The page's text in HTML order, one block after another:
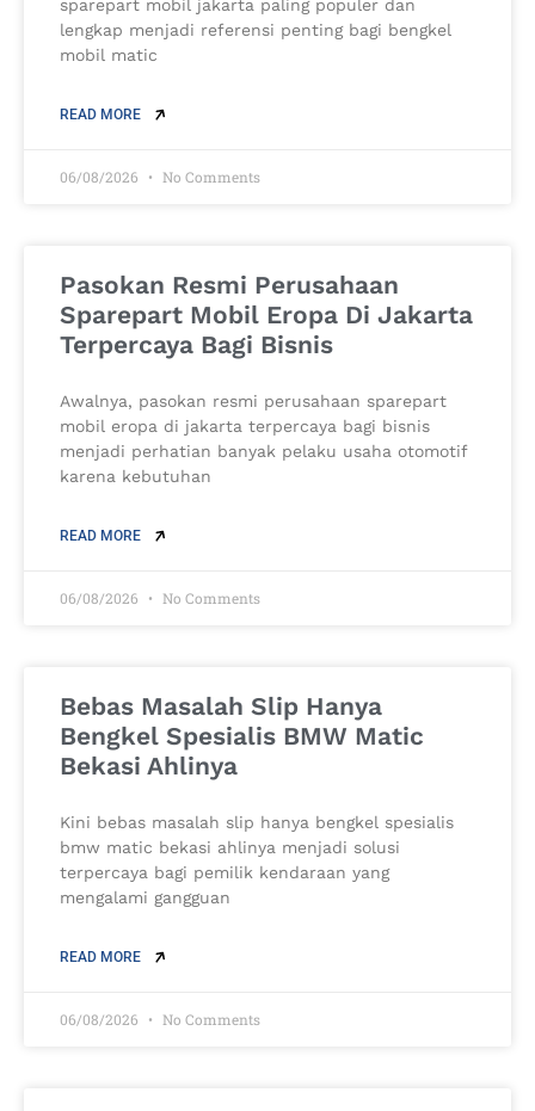
sparepart mobil jakarta paling populer dan
lengkap menjadi referensi penting bagi bengkel
mobil matic
READ MORE
06/08/2026 No Comments
Pasokan Resmi Perusahaan
Sparepart Mobil Eropa Di Jakarta
Terpercaya Bagi Bisnis
Awalnya, pasokan resmi perusahaan sparepart
mobil eropa di jakarta terpercaya bagi bisnis
menjadi perhatian banyak pelaku usaha otomotif
karena kebutuhan
READ MORE
06/08/2026 No Comments
Bebas Masalah Slip Hanya
Bengkel Spesialis BMW Matic
Bekasi Ahlinya
Kini bebas masalah slip hanya bengkel spesialis
bmw matic bekasi ahlinya menjadi solusi
terpercaya bagi pemilik kendaraan yang
mengalami gangguan
READ MORE
06/08/2026 No Comments